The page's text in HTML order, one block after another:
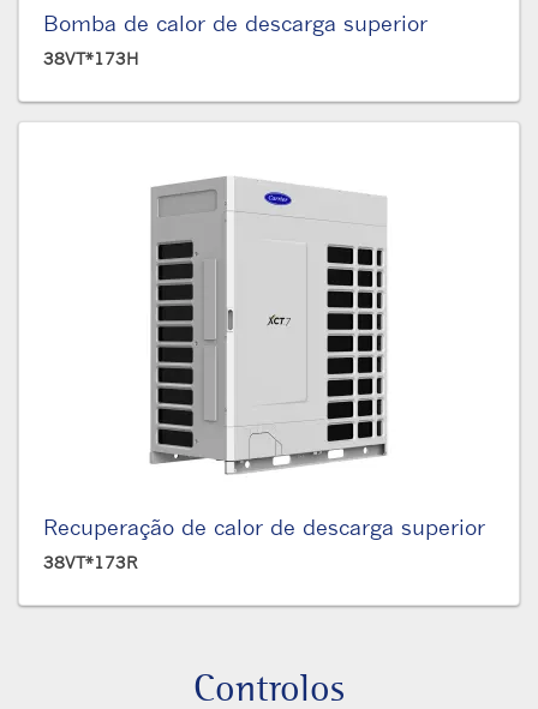
Bomba de calor de descarga superior
38VT*173H
Recuperação de calor de descarga superior
38VT*173R
Controlos